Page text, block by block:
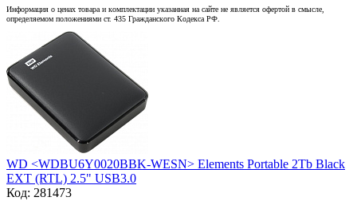
Информация о ценах товара и комплектации указанная на сайте не является офертой в смысле,
определяемом положениями ст. 435 Гражданского Кодекса РФ.
WD <WDBU6Y0020BBK-WESN> Elements Portable 2Tb Black
EXT (RTL) 2.5" USB3.0
Код: 281473